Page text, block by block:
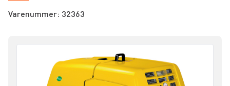
Varenummer: 32363